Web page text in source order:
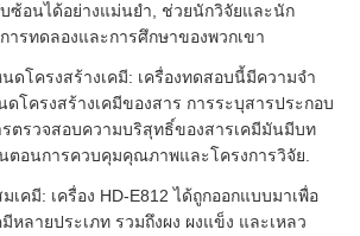
ซ้อนได้อย่างแม่นยํา, ช่วยนักวิจัยและนัก
ารทดลองและการศึกษาของพวกเขา
ดโครงสร้างเคมี: เครื่องทดสอบนี้มีความจํา
ดโครงสร้างเคมีของสาร การระบุสารประกอบ
ตรวจสอบความบริสุทธิ์ของสารเคมีมันมีบท
อนการควบคุมคุณภาพและโครงการวิจัย.
เคมี: เครื่อง HD-E812 ได้ถูกออกแบบมาเพื่อ
หลายประเภท รวมถึงผง ผงแข็ง และเหลว